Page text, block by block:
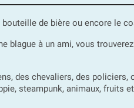
de bière ou encore le
blague à un ami, vous
des chevaliers, des
steampunk, animaux, fruits